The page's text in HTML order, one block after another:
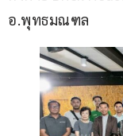
อ.พุทธมณฑล